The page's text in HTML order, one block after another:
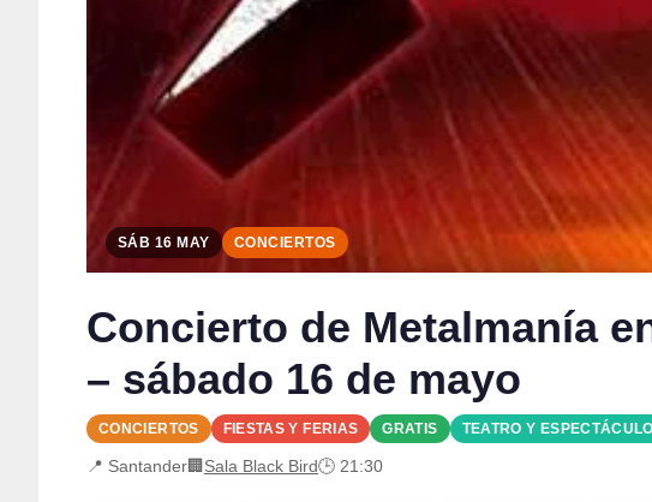
SÁB 16 MAY CONCIERTOS
Concierto de Metalmanía
– sábado 16 de mayo
CONCIERTOS FIESTAS Y FERIAS GRATIS TEATRO Y
📍 Santander🏢 Sala Black Bird🕒 21:30